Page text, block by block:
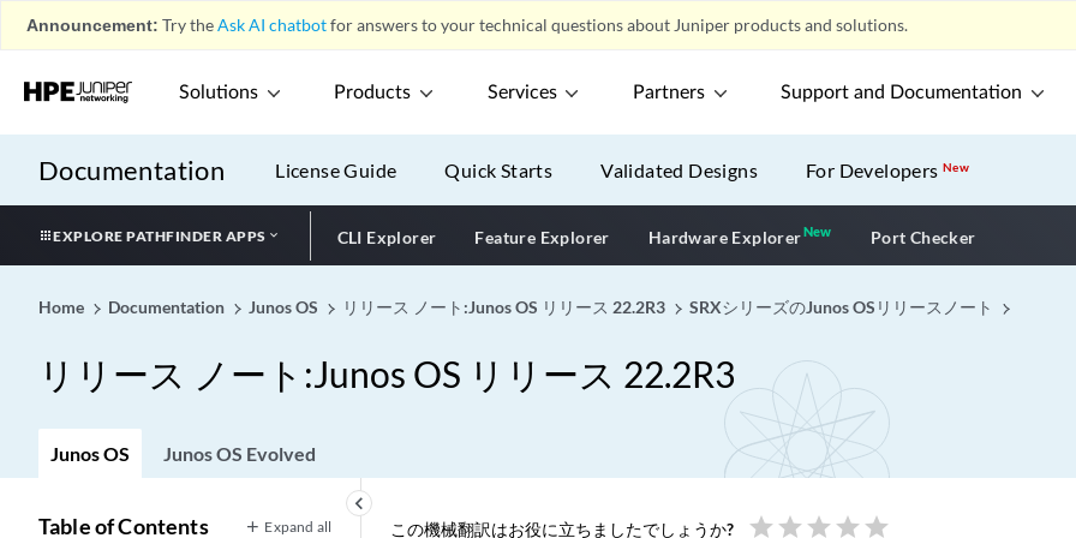
Announcement: Try theAsk AI chatbotfor answers to your technical questions about Juniper products and solutions.
Solutions Products Services Partners Support and Documentation
Documentation License Guide Quick Starts Validated Designs For DevelopersNew
EXPLORE PATHFINDER APPS CLI Explorer Feature Explorer Hardware ExplorerNewNew application
Port Checker
Home Documentation Junos OS リリース ノート:Junos OS リリース 22.2R3 SRXシリーズのJunos OSリリースノート
リリース ノート:Junos OS リリース 22.2R3
Junos OS Junos OS Evolved
keyboard_arrow_left
Table of Contents Expand all この機械翻訳はお役に立ちましたでしょうか? star star star star star